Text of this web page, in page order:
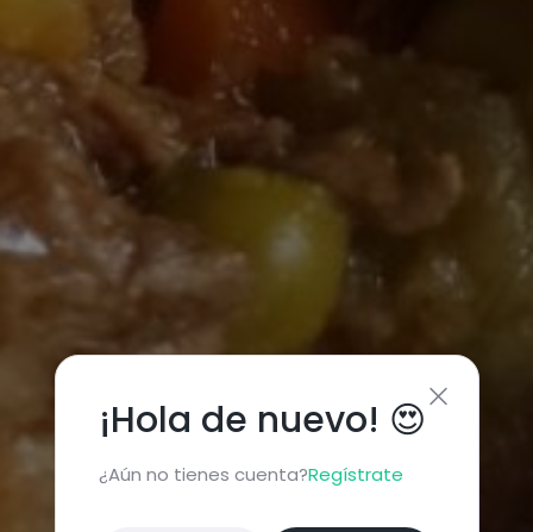
¡Hola de nuevo! 😍
¿Aún no tienes cuenta?Regístrate